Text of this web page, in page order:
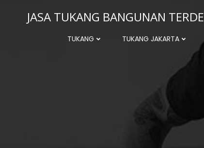
JASA TUKANG BANGUNAN
TUKANG TUKANG JAKARTA